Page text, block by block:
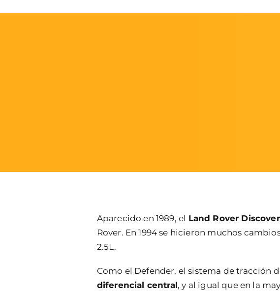
Aparecido en 1989, el Land Rover
Rover. En 1994 se hicieron muchos
2.5L.
Como el Defender, el sistema de tracción
diferencial central, y al igual que en la